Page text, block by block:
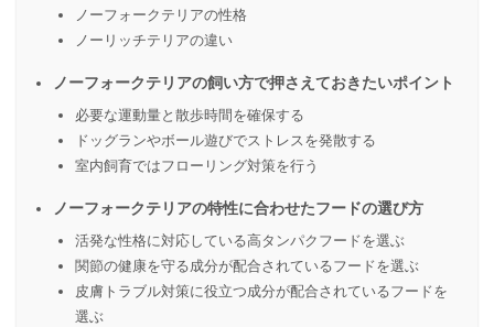
ノーフォークテリアの性格
ノーリッチテリアの違い
ノーフォークテリアの飼い方で押さえておきたいポイント
必要な運動量と散歩時間を確保する
ドッグランやボール遊びでストレスを発散する
室内飼育ではフローリング対策を行う
ノーフォークテリアの特性に合わせたフードの選び方
活発な性格に対応している高タンパクフードを選ぶ
関節の健康を守る成分が配合されているフードを選ぶ
皮膚トラブル対策に役立つ成分が配合されているフードを
選ぶ